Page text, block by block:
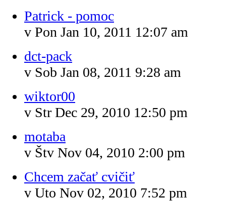
Patrick - pomoc
v Pon Jan 10, 2011 12:07 am
dct-pack
v Sob Jan 08, 2011 9:28 am
wiktor00
v Str Dec 29, 2010 12:50 pm
motaba
v Štv Nov 04, 2010 2:00 pm
Chcem začať cvičiť
v Uto Nov 02, 2010 7:52 pm